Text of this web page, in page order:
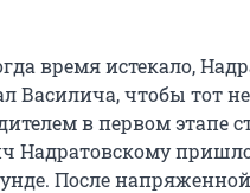
время истекало,
Василича, чтобы тот
в первом этапе
Надратовскому
После